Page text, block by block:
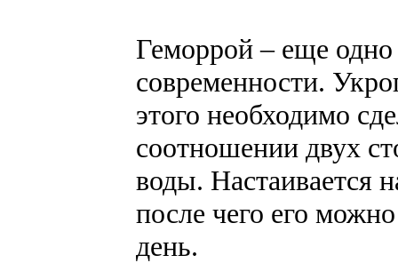
Геморрой – еще одно
современности.
этого необходимо
соотношении двух
воды. Настаивается
после чего его
день.